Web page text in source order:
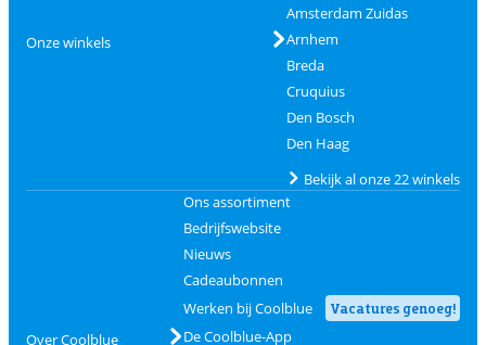
Onze winkels
Amsterdam Zuidas
Arnhem
Breda
Cruquius
Den Bosch
Den Haag
Bekijk al onze 22 winkels
Over Coolblue
Ons assortiment
Bedrijfswebsite
Nieuws
Cadeaubonnen
Werken bij Coolblue
Vacatures genoeg!
De Coolblue-App